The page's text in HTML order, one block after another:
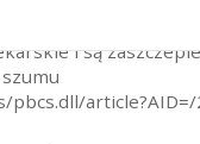
nie jest zagrożone,
i są
article?AID=/